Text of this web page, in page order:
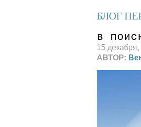
БЛОГ
в
15 декабря,
АВТОР: